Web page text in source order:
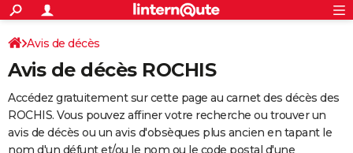
ACTUALITÉS
Politique
Société
Faits Divers
Education
Monde
Villes
+
SPORT
Coupe du monde 2026
Football
Tennis
Cyclisme
Rugby
Forum
Programme TV
TNT
Streaming
Cinéma
Sorties cinéma
Musique
+
FINANCE
Retraite
Epargne
Immobilier
Risques naturels par ville
Banque
Assurance
AUTO
Avis de décès
Avis de décès ROCHIS
Accédez gratuitement sur cette page au carnet des décès des
ROCHIS. Vous pouvez affiner votre recherche ou trouver un
avis de décès ou un avis d'obsèques plus ancien en tapant le
nom d'un défunt et/ou le nom ou le code postal d'une